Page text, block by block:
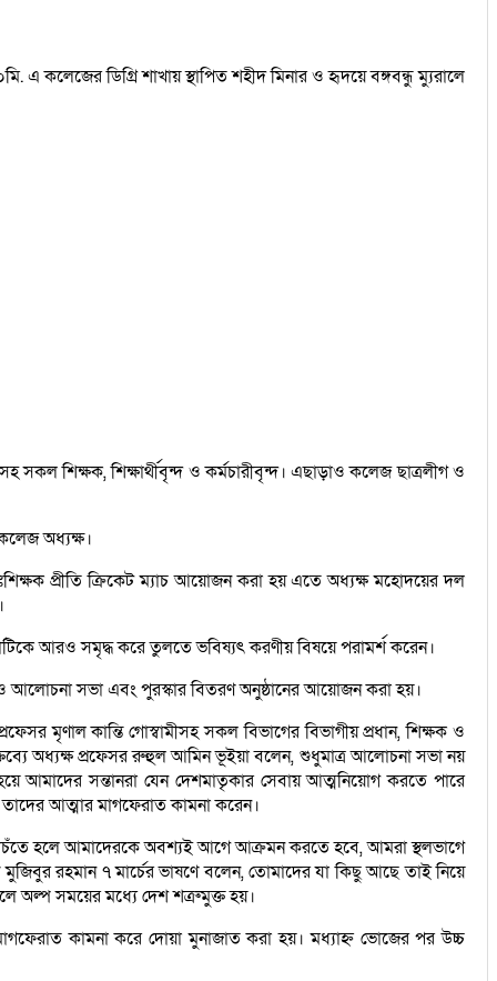
এ কলেজের ডিগ্রি শাখায় স্থাপিত শহীদ মিনার ও হৃদয়ে বঙ্গবন্ধু ম্যুরালে
শিক্ষক, শিক্ষার্থীবৃন্দ ও কর্মচারীবৃন্দ। এছাড়াও কলেজ ছাত্রলীগ ও
অধ্যক্ষ।
প্রীতি ক্রিকেট ম্যাচ আয়োজন করা হয় এতে অধ্যক্ষ মহোদয়ের দল
আরও সমৃদ্ধ করে তুলতে ভবিষ্যৎ করণীয় বিষয়ে পরামর্শ করেন।
ও আলোচনা সভা এবং পুরস্কার বিতরণ অনুষ্ঠানের আয়োজন করা হয়।
মৃণাল কান্তি গোস্বামীসহ সকল বিভাগের বিভাগীয় প্রধান, শিক্ষক ও
অধ্যক্ষ প্রফেসর রুহুল আমিন ভূইয়া বলেন, শুধুমাত্র আলোচনা সভা নয়
আমাদের সন্তানরা যেন দেশমাতৃকার সেবায় আত্মনিয়োগ করতে পারে
তাদের আত্মার মাগফেরাত কামনা করেন।
বাচঁতে হলে আমাদেরকে অবশ্যই আগে আক্রমন করতে হবে, আমরা স্থলভাগে
রহমান ৭ মার্চের ভাষণে বলেন, তোমাদের যা কিছু আছে তাই নিয়ে
অল্প সময়ের মধ্যে দেশ শত্রুমুক্ত হয়।
কামনা করে দোয়া মুনাজাত করা হয়। মধ্যাহ্ন ভোজের পর উচ্চ